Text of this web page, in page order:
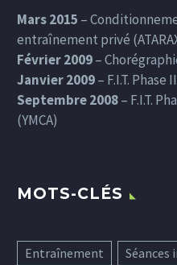
Mars 2015 –
entraînement privé
Février 2009–
Janvier 2009– F.I.T. Phase
Septembre 2008– F.I.T.
(YMCA)
MOTS-CLÉS
Entraînement
Séances